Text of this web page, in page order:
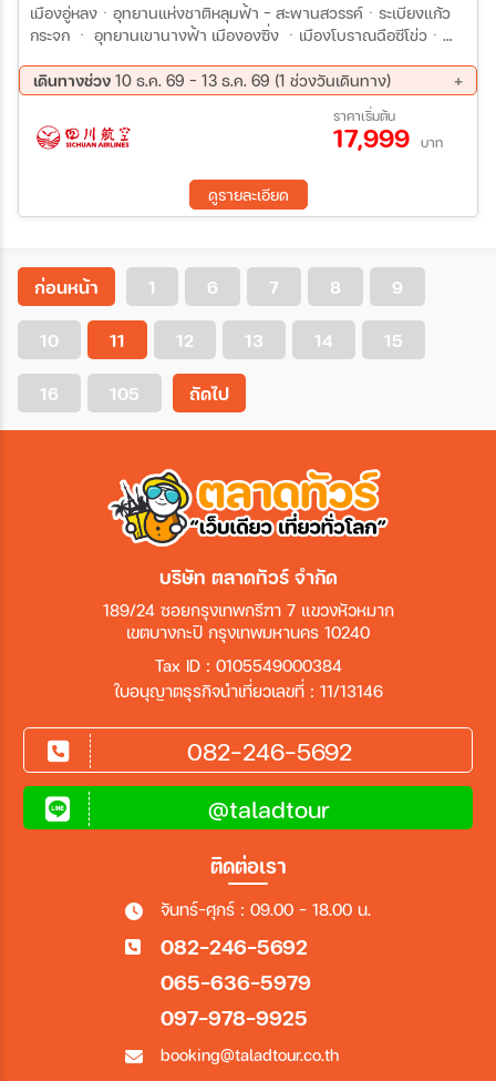
เมืองอู่หลงㆍอุทยานแห่งชาติหลุมฟ้า - สะพานสวรรค์ㆍระเบียงแก้ว
กระจก ㆍ อุทยานเขานางฟ้า เมืององซิ่ง ㆍเมืองโบราณฉือซีโข่วㆍ
ยาตั้ง ถนนคนเดินกวนอินเฉียวㆍ
เดินทางช่วง 10 ธ.ค. 69 - 13 ธ.ค. 69 (1 ช่วงวันเดินทาง)
ราคาเริ่มต้น
17,999 บาท
ดูรายละเอียด
ก่อนหน้า 1 6 7 8 9
10 11 12 13 14 15
16 105 ถัดไป
บริษัท ตลาดทัวร์ จำกัด
189/24 ซอยกรุงเทพกรีฑา 7 แขวงหัวหมาก
เขตบางกะปิ กรุงเทพมหานคร 10240
Tax ID : 0105549000384
ใบอนุญาตธุรกิจนำเที่ยวเลขที่ : 11/13146
082-246-5692
@taladtour
ติดต่อเรา
จันทร์-ศุกร์ : 09.00 - 18.00 น.
082-246-5692
065-636-5979
097-978-9925
booking@taladtour.co.th